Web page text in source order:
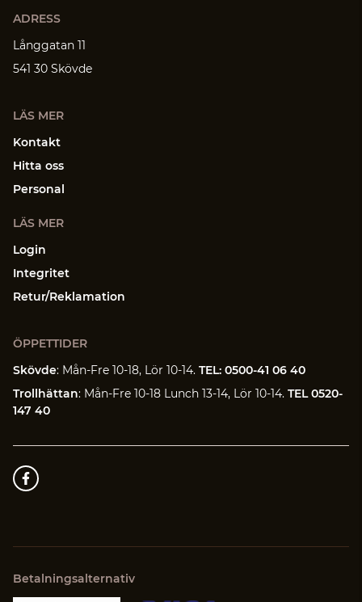
ADRESS
Långgatan 11
541 30 Skövde
LÄS MER
Kontakt
Hitta oss
Personal
LÄS MER
Login
Integritet
Retur/Reklamation
ÖPPETTIDER
Skövde: Mån-Fre 10-18, Lör 10-14. TEL: 0500-41 06 40
Trollhättan: Mån-Fre 10-18 Lunch 13-14, Lör 10-14. TEL 0520-
147 40
Betalningsalternativ